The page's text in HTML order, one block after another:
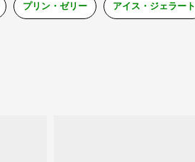
プリン・ゼリー アイス・ジェラート